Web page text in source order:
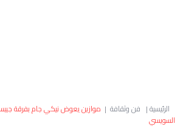
العالم الرئيسية| فن وثقافة |
السويسي